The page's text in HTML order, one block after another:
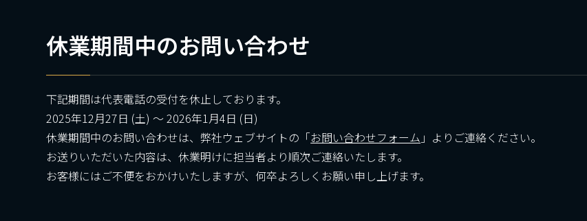
休業期間中のお問い合わせ
下記期間は代表電話の受付を休止しております。
2025年12月27日 (土) ～ 2026年1月4日 (日)
休業期間中のお問い合わせは、弊社ウェブサイトの「お問い合わせフォーム 」よりご連絡ください。
お送りいただいた内容は、休業明けに担当者より順次ご連絡いたします。
お客様にはご不便をおかけいたしますが、何卒よろしくお願い申し上げます。